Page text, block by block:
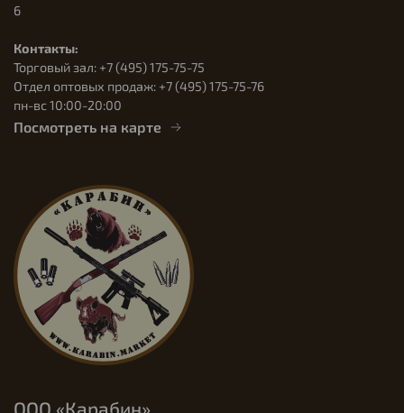
6
Контакты:
Торговый зал: +7 (495) 175-75-75
Отдел оптовых продаж: +7 (495) 175-75-76
пн-вс 10:00-20:00
Посмотреть на карте
ООО «Карабин»